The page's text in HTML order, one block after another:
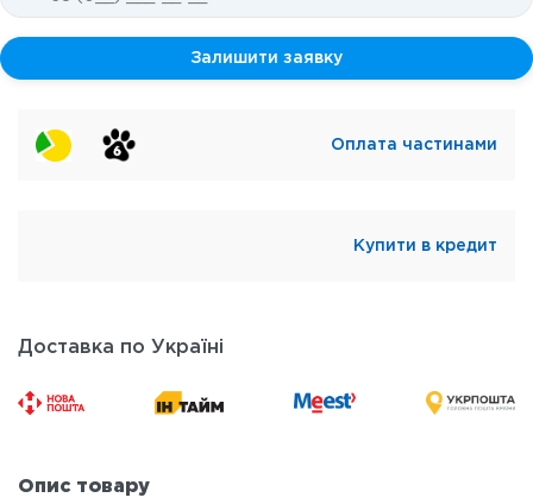
Залишити заявку
Оплата частинами
Купити в кредит
Доставка по Україні
Опис товару